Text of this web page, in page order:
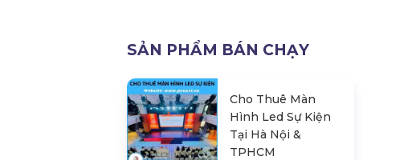
SẢN PHẨM BÁN CHẠY
Cho Thuê Màn
Hình Led Sự Kiện
Tại Hà Nội &
TPHCM